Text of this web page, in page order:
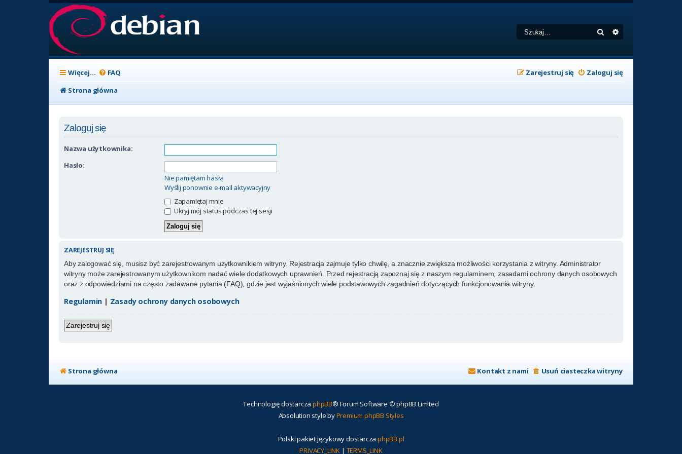
Szukaj
Więcej… FAQ Zaloguj się
Zarejestruj się
Strona główna
Zaloguj się
Nazwa użytkownika:
Hasło:
Nie pamiętam hasła
Wyślij ponownie e-mail aktywacyjny
Zapamiętaj mnie
Ukryj mój status podczas tej sesji
ZAREJESTRUJ SIĘ
Aby zalogować się, musisz być zarejestrowanym użytkownikiem witryny. Rejestracja zajmuje tylko chwilę, a znacznie zwiększa możliwości korzystania z witryny. Administrator
witryny może zarejestrowanym użytkownikom nadać wiele dodatkowych uprawnień. Przed rejestracją zapoznaj się z naszym regulaminem, zasadami ochrony danych osobowych
oraz z odpowiedziami na często zadawane pytania (FAQ), gdzie jest wyjaśnionych wiele podstawowych zagadnień dotyczących funkcjonowania witryny.
Regulamin | Zasady ochrony danych osobowych
Zarejestruj się
Strona główna Usuń ciasteczka witryny
Kontakt z nami
Technologię dostarcza phpBB® Forum Software © phpBB Limited
Absolution style byPremium phpBB Styles
Polski pakiet językowy dostarcza phpBB.pl
PRIVACY_LINK | TERMS_LINK